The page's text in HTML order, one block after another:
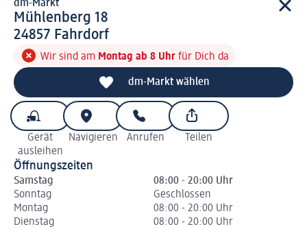
d m-Markt
dm-Markt
Mühlenberg 18
2 4 8 5 7
24857 Fahrdorf
Wir sind am Montag ab 8 Uhr für Dich da
dm-Markt wählen
Gerät
ausleihen
Navigieren Anrufen Teilen
Öffnungszeiten
Samstag
08:00 - 20:00 Uhr
Sonntag
Geschlossen
Montag
08:00 - 20:00 Uhr
Dienstag
08:00 - 20:00 Uhr